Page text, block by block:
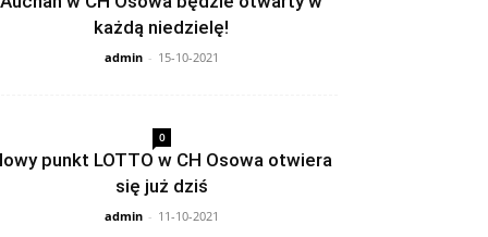
każdą niedzielę!
admin - 15-10-2021
0
punkt LOTTO w CH Osowa otwiera
się już dziś
admin - 11-10-2021